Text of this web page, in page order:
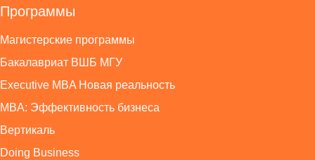
Программы
Магистерские программы
Бакалавриат ВШБ МГУ
Executive MBA Новая реальность
MBA: Эффективность бизнеса
Вертикаль
Doing Business